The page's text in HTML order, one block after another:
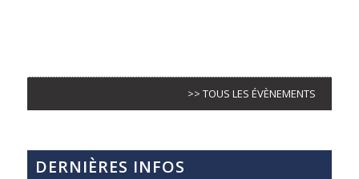
>> TOUS LES ÉVÈNEMENTS
DERNIÈRES INFOS